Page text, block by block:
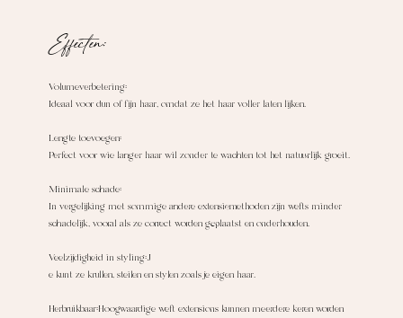
Effecten:
Volumeverbetering:
Ideaal voor dun of fijn haar, omdat ze het haar voller laten lijken.
Lengte toevoegen:
Perfect voor wie langer haar wil zonder te wachten tot het natuurlijk groeit.
Minimale schade:
In vergelijking met sommige andere extensiemethoden zijn wefts minder
schadelijk, vooral als ze correct worden geplaatst en onderhouden.
Veelzijdigheid in styling:J
e kunt ze krullen, steilen en stylen zoals je eigen haar.
Herbruikbaar:Hoogwaardige weft extensions kunnen meerdere keren worden